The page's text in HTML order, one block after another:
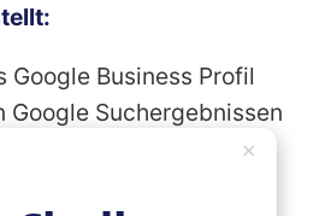
Google Business Profil
Google Suchergebnissen
die die Route zu Ihrem
×